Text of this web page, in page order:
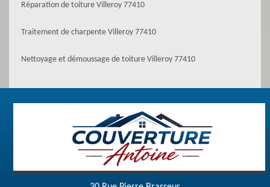
Réparation de toiture Villeroy 77410
Traitement de charpente Villeroy 77410
Nettoyage et démoussage de toiture Villeroy 77410